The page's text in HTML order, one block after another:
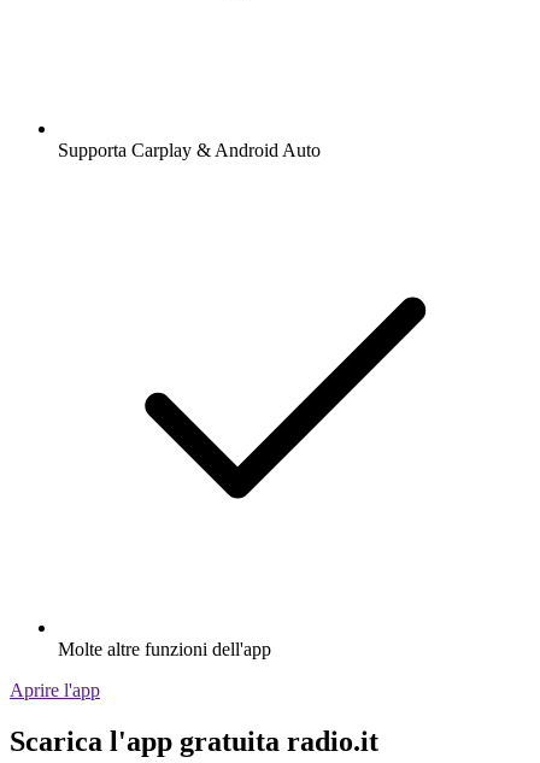
Supporta Carplay & Android Auto
Molte altre funzioni dell'app
Aprire l'app
Scarica l'app gratuita radio.it